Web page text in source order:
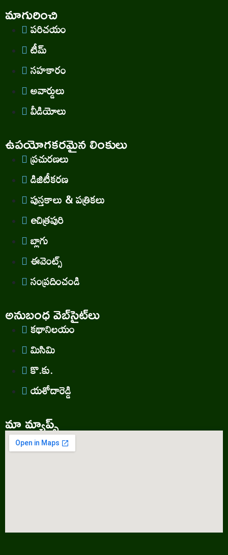
మాగురించి
పరిచయం
టీమ్
సహకారం
అవార్డులు
వీడియోలు
ఉపయోగకరమైన లింకులు
ప్రచురణలు
డిజిటీకరణ
పుస్తకాలు & పత్రికలు
eచిత్రపురి
బ్లాగు
ఈవెంట్స్
సంప్రదించండి
అనుబంధ వెబ్‌సైట్‌లు
కథానిలయం
మిసిమి
కొ.కు.
యశోదారెడ్డి
మా మ్యాప్స్